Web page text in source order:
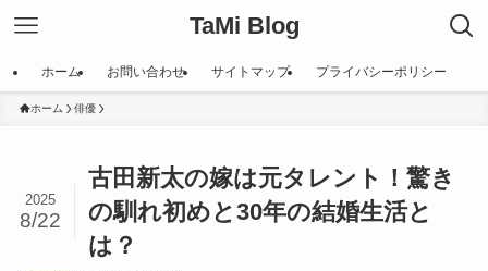
TaMi Blog
ホーム お問い合わせ サイトマップ プライバシーポリシー
ホーム 俳優
古田新太の嫁は元タレント！驚き
の馴れ初めと30年の結婚生活と
は？
2025
8/22